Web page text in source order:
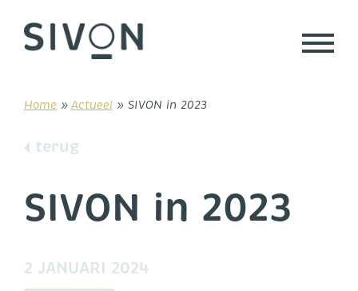
content
Home » Actueel » SIVON in 2023
terug
SIVON in 2023
2 JANUARI 2024